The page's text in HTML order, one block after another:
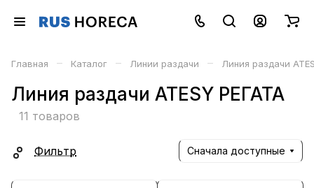
Главная – Каталог – Линии раздачи – Линия раздачи
Линия раздачи ATESY РЕГАТА
11 товаров
Фильтр Сначала доступные